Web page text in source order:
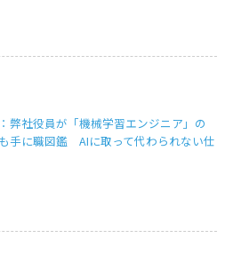
弊社役員が「機械学習エンジニア」の
手に職図鑑 AIに取って代わられない仕